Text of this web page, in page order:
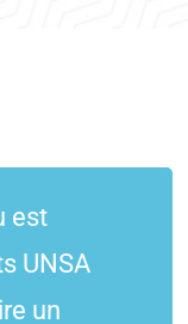
est
UNSA
un